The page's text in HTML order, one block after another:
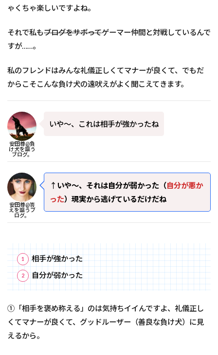
ゃくちゃ楽しいですよね。
それで私もブログをサボってゲーマー仲間と対戦しているんで
すが……。
私のフレンドはみんな礼儀正しくてマナーが良くて、でもだ
からこそこんな負け犬の遠吠えがよく聞こえてきます。
安田尊@負
け犬を謳う
ブログ。
いや～、これは相手が強かったね
安田尊@答
えを謳うブ
ログ。
↑ いや～、それは自分が弱かった（自分が悪か
った）現実から逃げているだけだね
相手が強かった
自分が弱かった
①「相手を褒め称える」のは気持ちイイんですよ、礼儀正し
くてマナーが良くて、グッドルーザー（善良な負け犬）に見
えるから。